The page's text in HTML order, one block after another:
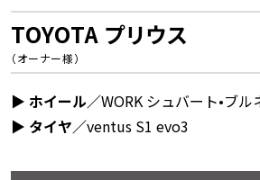
TOYOTA プリウス
（オーナー様）
▶︎ ホイール／WORK シュバート•ブル
▶︎ タイヤ／ventus S1 evo3